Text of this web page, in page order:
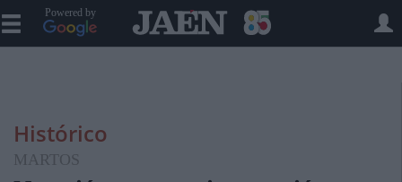
Powered by
Histórico
MARTOS